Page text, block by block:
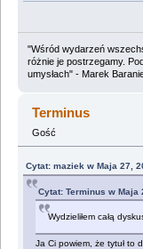
"Wśród wydarzeń
różnie je postrzegamy.
umysłach" - Marek
Terminus
Gość
Cytat: maziek w Maja 27,
Cytat: Terminus w Maja
Wydzieliłem całą
Ja Ci powiem, że tytuł to